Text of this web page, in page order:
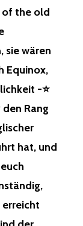
of the old
sie wären
Equinox,
-⭐
Rang
hat, und
erreicht